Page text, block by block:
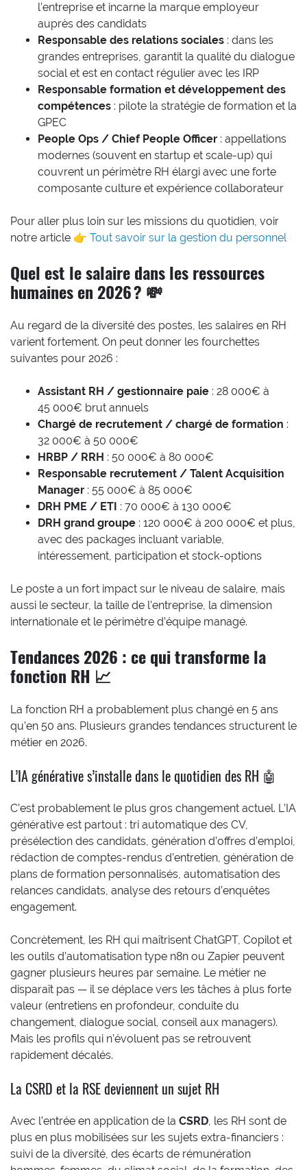
l’entreprise et incarne la marque employeur
auprès des candidats
Responsable des relations sociales : dans les
grandes entreprises, garantit la qualité du dialogue
social et est en contact régulier avec les IRP
Responsable formation et développement des
compétences : pilote la stratégie de formation et la
GPEC
People Ops / Chief People Officer : appellations
modernes (souvent en startup et scale-up) qui
couvrent un périmètre RH élargi avec une forte
composante culture et expérience collaborateur
Pour aller plus loin sur les missions du quotidien, voir
notre article 👉 Tout savoir sur la gestion du personnel
Quel est le salaire dans les ressources
humaines en 2026 ? 💸
Au regard de la diversité des postes, les salaires en RH
varient fortement. On peut donner les fourchettes
suivantes pour 2026 :
Assistant RH / gestionnaire paie : 28 000€ à
45 000€ brut annuels
Chargé de recrutement / chargé de formation :
32 000€ à 50 000€
HRBP / RRH : 50 000€ à 80 000€
Responsable recrutement / Talent Acquisition
Manager : 55 000€ à 85 000€
DRH PME / ETI : 70 000€ à 130 000€
DRH grand groupe : 120 000€ à 200 000€ et plus,
avec des packages incluant variable,
intéressement, participation et stock-options
Le poste a un fort impact sur le niveau de salaire, mais
aussi le secteur, la taille de l’entreprise, la dimension
internationale et le périmètre d’équipe managé.
Tendances 2026 : ce qui transforme la
fonction RH 📈
La fonction RH a probablement plus changé en 5 ans
qu’en 50 ans. Plusieurs grandes tendances structurent le
métier en 2026.
L’IA générative s’installe dans le quotidien des RH 🤖
C’est probablement le plus gros changement actuel. L’IA
générative est partout : tri automatique des CV,
présélection des candidats, génération d’offres d’emploi,
rédaction de comptes-rendus d’entretien, génération de
plans de formation personnalisés, automatisation des
relances candidats, analyse des retours d’enquêtes
engagement.
Concrètement, les RH qui maîtrisent ChatGPT, Copilot et
les outils d’automatisation type n8n ou Zapier peuvent
gagner plusieurs heures par semaine. Le métier ne
disparaît pas — il se déplace vers les tâches à plus forte
valeur (entretiens en profondeur, conduite du
changement, dialogue social, conseil aux managers).
Mais les profils qui n’évoluent pas se retrouvent
rapidement décalés.
La CSRD et la RSE deviennent un sujet RH
Avec l’entrée en application de la CSRD, les RH sont de
plus en plus mobilisées sur les sujets extra-financiers :
suivi de la diversité, des écarts de rémunération